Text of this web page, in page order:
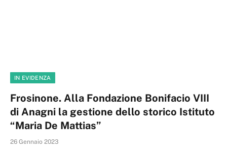
IN EVIDENZA
Frosinone. Alla Fondazione Bonifacio VIII
di Anagni la gestione dello storico Istituto
“Maria De Mattias”
26 Gennaio 2023